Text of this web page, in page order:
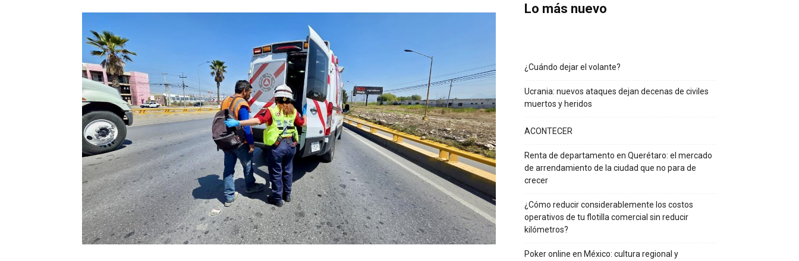
Lo más nuevo
¿Cuándo dejar el volante?
Ucrania: nuevos ataques dejan decenas de civiles
muertos y heridos
ACONTECER
Renta de departamento en Querétaro: el mercado
de arrendamiento de la ciudad que no para de
crecer
¿Cómo reducir considerablemente los costos
operativos de tu flotilla comercial sin reducir
kilómetros?
Poker online en México: cultura regional y